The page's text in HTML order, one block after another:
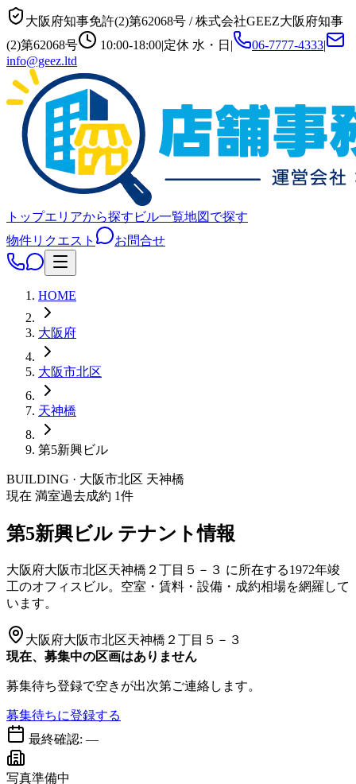
大阪府知事免許(2)第62068号 /株式会社GEEZ大阪府知事
(2)第62068号
10:00-18:00|定休 水・日 | 06-7777-4333|
info@geez.ltd
トップエリアから探す ビル一覧地図で探す
物件リクエスト
お問合せ
HOME
大阪府
大阪市北区
天神橋
第5新興ビル
BUILDING · 大阪市北区 天神橋
現在 満室過去成約 1件
第5新興ビル テナント情報
大阪府大阪市北区天神橋２丁目５－３ に所在する1972年竣
工のオフィスビル。空室・賃料・設備・成約相場を網羅して
います。
大阪府大阪市北区天神橋２丁目５－３
現在、募集中の区画はありません
募集待ち登録で空きが出次第ご連絡します。
募集待ちに登録する
最終確認: —
写真準備中